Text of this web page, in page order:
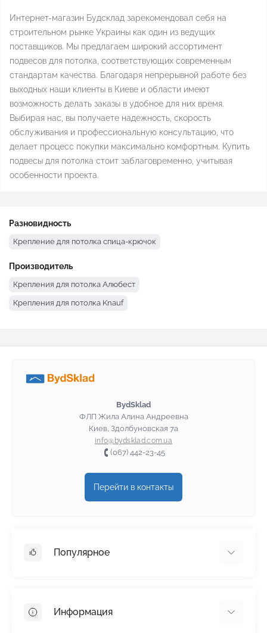
Интернет-магазин Будсклад зарекомендовал себя на
строительном рынке Украины как один из ведущих
поставщиков. Мы предлагаем широкий ассортимент
подвесов для потолка, соответствующих современным
стандартам качества. Благодаря непрерывной работе без
выходных наши клиенты в Киеве и области имеют
возможность делать заказы в удобное для них время.
Выбирая нас, вы получаете надежность, скорость
обслуживания и профессиональную консультацию, что
делает процесс покупки максимально комфортным. Купить
подвесы для потолка стоит заблаговременно, учитывая
особенности проекта.
Разновидность
Крепление для потолка спица-крючок
Производитель
Крепления для потолка Алюбест
Крепления для потолка Knauf
BydSklad
ФЛП Жила Алина Андреевна
Киев, Здолбуновская 7а
info@bydsklad.com.ua
(067) 442-23-45
Перейти в контакты
Популярное
Пенопласт
Информация